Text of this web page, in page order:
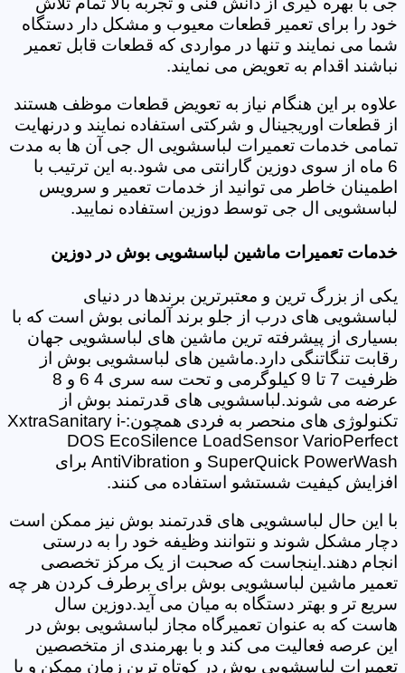
خود را برای تعمیر قطعات معیوب و مشکل دار دستگاه
شما می نمایند و تنها در مواردی که قطعات قابل تعمیر
نباشند اقدام به تعویض می نمایند.
علاوه بر این هنگام نیاز به تعویض قطعات موظف هستند
از قطعات اوریجینال و شرکتی استفاده نمایند و درنهایت
تمامی خدمات تعمیرات لباسشویی ال جی آن ها به مدت
6 ماه از سوی دوزین گارانتی می شود.به این ترتیب با
اطمینان خاطر می توانید از خدمات تعمیر و سرویس
لباسشویی ال جی توسط دوزین استفاده نمایید.
خدمات تعمیرات ماشین لباسشویی بوش در دوزین
یکی از بزرگ ترین و معتبرترین برندها در دنیای
لباسشویی های درب از جلو برند آلمانی بوش است که با
بسیاری از پیشرفته ترین ماشین های لباسشویی جهان
رقابت تنگاتنگی دارد.ماشین های لباسشویی بوش از
ظرفیت 7 تا 9 کیلوگرمی و تحت سه سری 4 6 و 8
عرضه می شوند.لباسشویی های قدرتمند بوش از
تکنولوژی های منحصر به فردی همچون:XxtraSanitary i-
DOS EcoSilence LoadSensor VarioPerfect
SuperQuick PowerWash و AntiVibration برای
افزایش کیفیت شستشو استفاده می کنند.
با این حال لباسشویی های قدرتمند بوش نیز ممکن است
دچار مشکل شوند و نتوانند وظیفه خود را به درستی
انجام دهند.اینجاست که صحبت از یک مرکز تخصصی
تعمیر ماشین لباسشویی بوش برای برطرف کردن هر چه
سریع تر و بهتر دستگاه به میان می آید.دوزین سال
هاست که به عنوان تعمیرگاه مجاز لباسشویی بوش در
این عرصه فعالیت می کند و با بهرمندی از متخصصین
تعمیرات لباسشویی بوش در کوتاه ترین زمان ممکن و با